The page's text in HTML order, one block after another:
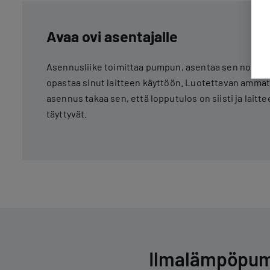
Avaa ovi asentajalle
Asennusliike toimittaa pumpun, asentaa sen
opastaa sinut laitteen käyttöön. Luotettavan
asennus takaa sen, että lopputulos on siisti ja
täyttyvät.